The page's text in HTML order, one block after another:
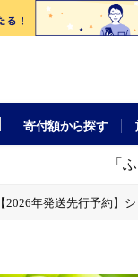
寄付額から探す
「
【2026年発送先行予約】